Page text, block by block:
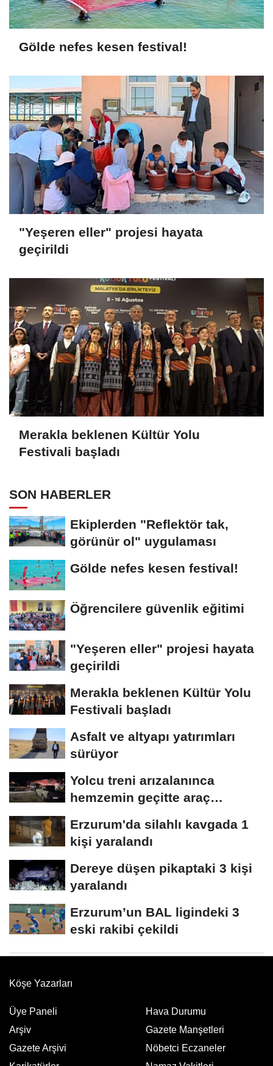
Gölde nefes kesen festival!
"Yeşeren eller" projesi hayata
geçirildi
Merakla beklenen Kültür Yolu
Festivali başladı
SON HABERLER
Ekiplerden "Reflektör tak,
görünür ol" uygulaması
Gölde nefes kesen festival!
Öğrencilere güvenlik eğitimi
"Yeşeren eller" projesi hayata
geçirildi
Merakla beklenen Kültür Yolu
Festivali başladı
Asfalt ve altyapı yatırımları
sürüyor
Yolcu treni arızalanınca
hemzemin geçitte araç
Erzurum'da silahlı kavgada 1
kişi yaralandı
Dereye düşen pikaptaki 3 kişi
yaralandı
Erzurum’un BAL ligindeki 3
eski rakibi çekildi
Köşe Yazarları
Üye Paneli
Arşiv
Gazete Arşivi
Hava Durumu
Gazete Manşetleri
Nöbetci Eczaneler